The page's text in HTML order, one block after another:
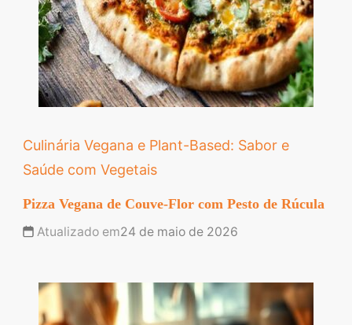
Culinária Vegana e Plant-Based: Sabor e
Saúde com Vegetais
Pizza Vegana de Couve-Flor com Pesto de Rúcula
Atualizado em24 de maio de 2026